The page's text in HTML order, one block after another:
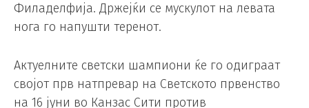
Филаделфија. Држејќи се мускулот на левата
нога го напушти теренот.
Актуелните светски шампиони ќе го одиграат
својот прв натпревар на Светското првенство
на 16 јуни во Канзас Сити против